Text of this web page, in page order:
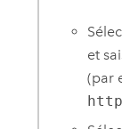
et
(par